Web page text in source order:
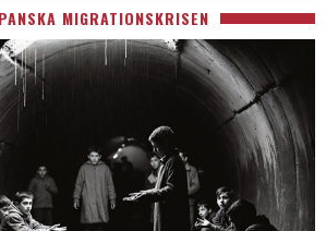
MIGRATIONSKRISEN